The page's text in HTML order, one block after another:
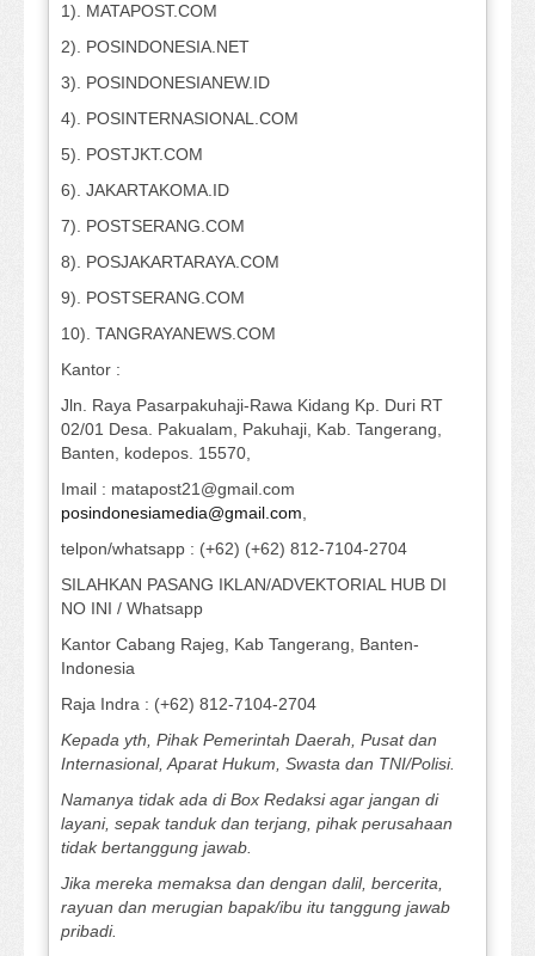
1). MATAPOST.COM
2). POSINDONESIA.NET
3). POSINDONESIANEW.ID
4). POSINTERNASIONAL.COM
5). POSTJKT.COM
6). JAKARTAKOMA.ID
7). POSTSERANG.COM
8). POSJAKARTARAYA.COM
9). POSTSERANG.COM
10). TANGRAYANEWS.COM
Kantor :
Jln. Raya Pasarpakuhaji-Rawa Kidang Kp. Duri RT
02/01 Desa. Pakualam, Pakuhaji, Kab. Tangerang,
Banten, kodepos. 15570,
Imail : matapost21@gmail.com
posindonesiamedia@gmail.com,
telpon/whatsapp : (+62) (+62) 812-7104-2704
SILAHKAN PASANG IKLAN/ADVEKTORIAL HUB DI
NO INI / Whatsapp
Kantor Cabang Rajeg, Kab Tangerang, Banten-
Indonesia
Raja Indra : (+62) 812-7104-2704
Kepada yth, Pihak Pemerintah Daerah, Pusat dan
Internasional, Aparat Hukum, Swasta dan TNI/Polisi.
Namanya tidak ada di Box Redaksi agar jangan di
layani, sepak tanduk dan terjang, pihak perusahaan
tidak bertanggung jawab.
Jika mereka memaksa dan dengan dalil, bercerita,
rayuan dan merugian bapak/ibu itu tanggung jawab
pribadi.